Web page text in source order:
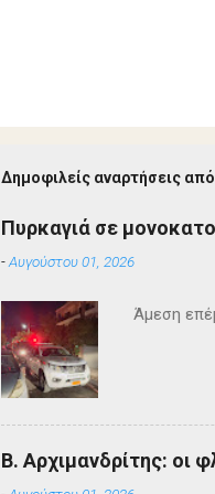
Δημοφιλείς αναρτήσεις
Πυρκαγιά σε
-Αυγούστου 01, 2026
Άμεση
Β. Αρχιμανδρίτης: οι